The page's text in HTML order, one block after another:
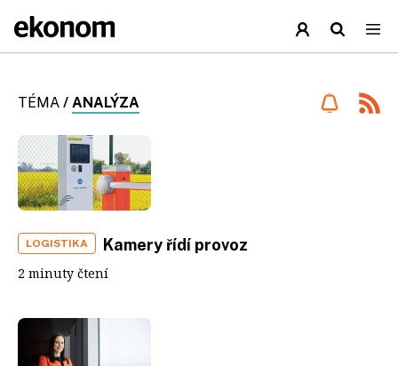
TÉMA / ANALÝZA
LOGISTIKA Kamery řídí provoz
2 minuty čtení